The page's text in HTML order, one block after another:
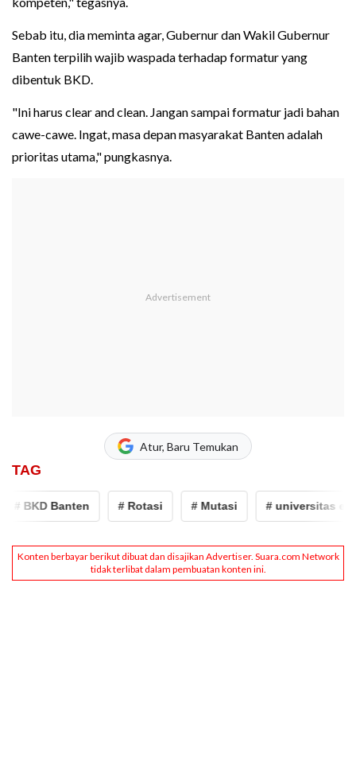
Sebab itu, dia meminta agar, Gubernur dan Wakil Gubernur
Banten terpilih wajib waspada terhadap formatur yang
dibentuk BKD.
"Ini harus clear and clean. Jangan sampai formatur jadi bahan
cawe-cawe. Ingat, masa depan masyarakat Banten adalah
prioritas utama," pungkasnya.
Atur, Baru Temukan
TAG
BKD Banten # Rotasi # Mutasi # universitas esa